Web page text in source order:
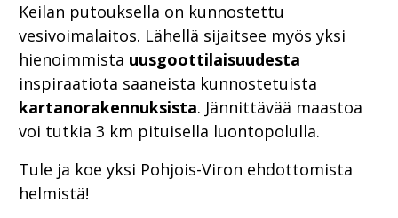
Keilan putouksella on kunnostettu
vesivoimalaitos. Lähellä sijaitsee myös yksi
hienoimmista uusgoottilaisuudesta
inspiraatiota saaneista kunnostetuista
kartanorakennuksista. Jännittävää maastoa
voi tutkia 3 km pituisella luontopolulla.
Tule ja koe yksi Pohjois-Viron ehdottomista
helmistä!